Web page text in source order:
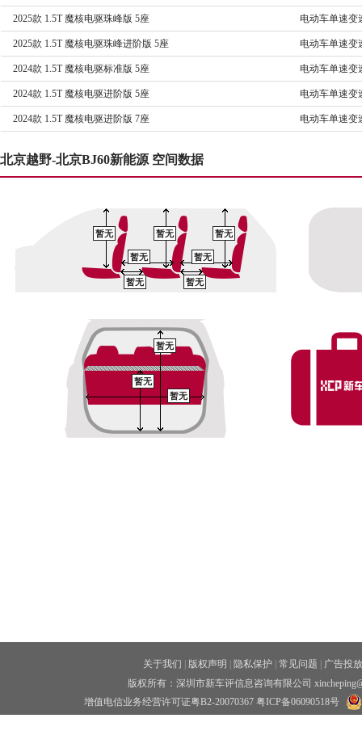
2025款 1.5T 魔核电驱珠峰版 5座 电动车单速变
2025款 1.5T 魔核电驱珠峰进阶版 5座 电动车单速变
2024款 1.5T 魔核电驱标准版 5座 电动车单速变
2024款 1.5T 魔核电驱进阶版 5座 电动车单速变
2024款 1.5T 魔核电驱进阶版 7座 电动车单速变
北京越野-北京BJ60新能源 空间数据
暂无 暂无 暂无
暂无
暂无 暂无
暂无
暂无
暂无
暂无
关于我们 版权声明 隐私保护 常见问题
广告投放
版权所有：深圳市新车评信息咨询有限公司
增值电信业务经营许可证粤B2-20070367 粤ICP备06090518号